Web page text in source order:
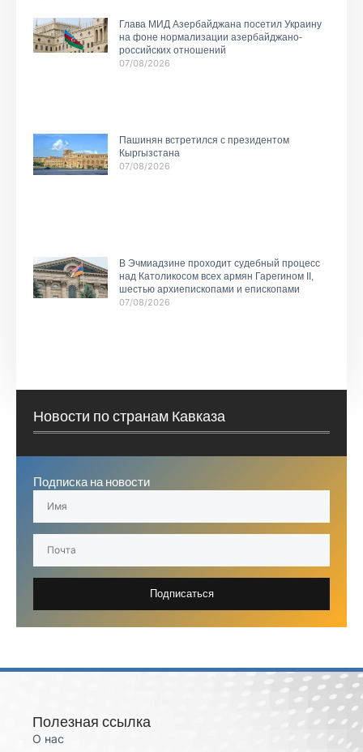
Глава МИД Азербайджана посетил Украину
на фоне нормализации азербайджано-
российских отношений
07/08/2026
Пашинян встретился с президентом
Кыргызстана
07/08/2026
В Эчмиадзине проходит судебный процесс
над Католикосом всех армян Гарегином II,
шестью архиепископами и епископами
07/08/2026
Новости по странам Кавказа
Подписка на новости
Подписаться
Полезная ссылка
О нас